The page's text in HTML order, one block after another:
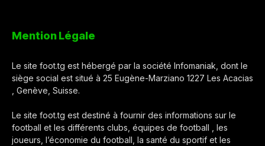
Mention Légale
Le site foot.tg est hébergé par la société Infomaniak, dont le
siège social est situé à 25 Eugène-Marziano 1227 Les Acacias
, Genève, Suisse.
Le site foot.tg est destiné à fournir des informations sur le
football et les différents clubs, équipes de football , les
joueurs, l’économie du football, la santé du sportif et les